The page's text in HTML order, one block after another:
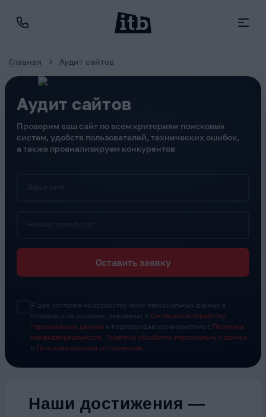
Главная Аудит сайтов
Аудит сайтов
Проверим ваш сайт по всем критериям поисковых
систем, удобств пользователей, технических ошибок,
а также проанализируем конкурентов
Оставить заявку
Я даю согласие на обработку моих персональных данных в
порядке и на условиях, указанных в Согласие на обработку
персональных данных и подтверждаю ознакомление с Политика
конфиденциальности
Политика обработки персональных данных
и Пользовательским соглашением
Наши достижения —